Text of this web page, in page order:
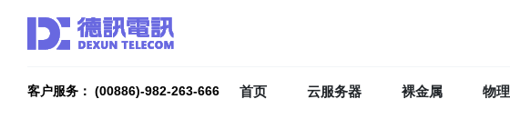
客户服务： (00886)-982-263-666 首页 云服务器 裸金属 物